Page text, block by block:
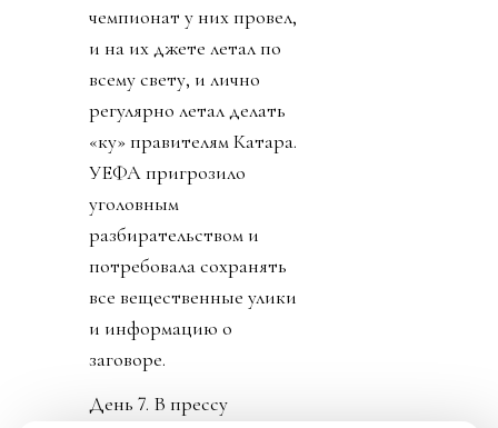
чемпионат у них провел,
и на их джете летал по
всему свету, и лично
регулярно летал делать
«ку» правителям Катара.
УЕФА пригрозило
уголовным
разбирательством и
потребовала сохранять
все вещественные улики
и информацию о
заговоре.
День 7. В прессу